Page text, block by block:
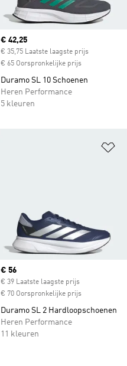
Current price
€ 42,25
€ 35,75 Laatste laagste prijs
€ 65 Oorspronkelijke prijs
Duramo SL 10 Schoenen
Heren Performance
5 kleuren
Current price
€ 56
€ 39 Laatste laagste prijs
€ 70 Oorspronkelijke prijs
Duramo SL 2 Hardloopschoenen
Heren Performance
11 kleuren